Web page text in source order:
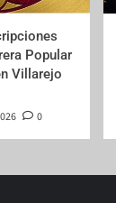
Popular
Villarejo
0